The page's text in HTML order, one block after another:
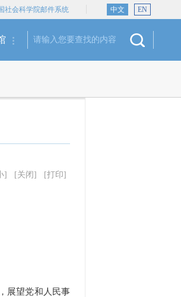
社会科学院邮件系统 中文 EN
] [关闭] [打印]
展望党和人民事